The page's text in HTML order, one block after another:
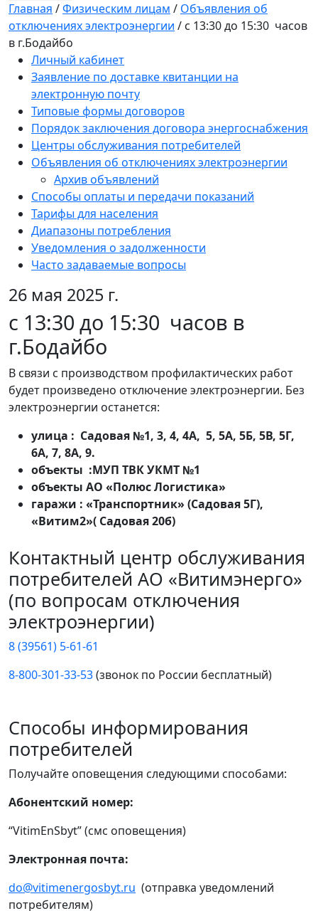
Главная /Физическим лицам / Объявления об
отключениях электроэнергии / с 13:30 до 15:30 часов
в г.Бодайбо
Личный кабинет
Заявление по доставке квитанции на
электронную почту
Типовые формы договоров
Порядок заключения договора энергоснабжения
Центры обслуживания потребителей
Объявления об отключениях электроэнергии
Архив объявлений
Способы оплаты и передачи показаний
Тарифы для населения
Диапазоны потребления
Уведомления о задолженности
Часто задаваемые вопросы
26 мая 2025 г.
с 13:30 до 15:30 часов в
г.Бодайбо
В связи с производством профилактических работ
будет произведено отключение электроэнергии. Без
электроэнергии останется:
улица : Садовая №1, 3, 4, 4А, 5, 5А, 5Б, 5В, 5Г,
6А, 7, 8А, 9.
объекты :МУП ТВК УКМТ №1
объекты АО «Полюс Логистика»
гаражи : «Транспортник» (Садовая 5Г),
«Витим2»( Садовая 20б)
Контактный центр обслуживания
потребителей АО «Витимэнерго»
(по вопросам отключения
электроэнергии)
8 (39561) 5-61-61
8-800-301-33-53(звонок по России бесплатный)
Способы информирования
потребителей
Получайте оповещения следующими способами:
Абонентский номер:
“VitimEnSbyt” (смс оповещения)
Электронная почта:
do@vitimenergosbyt.ru (отправка уведомлений
потребителям)